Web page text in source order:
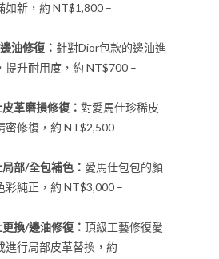
如新，約 NT$1,800 –
油修復： 針對Dior包款的邊油進
提升耐用度，約 NT$700 –
革磨損修復：對愛馬仕珍稀皮
密修復，約 NT$2,500 –
部/全包補色： 愛馬仕包包的顏
彩純正，約 NT$3,000 –
換/邊油修復：頂級工藝修復愛
進行局部皮革替換，約